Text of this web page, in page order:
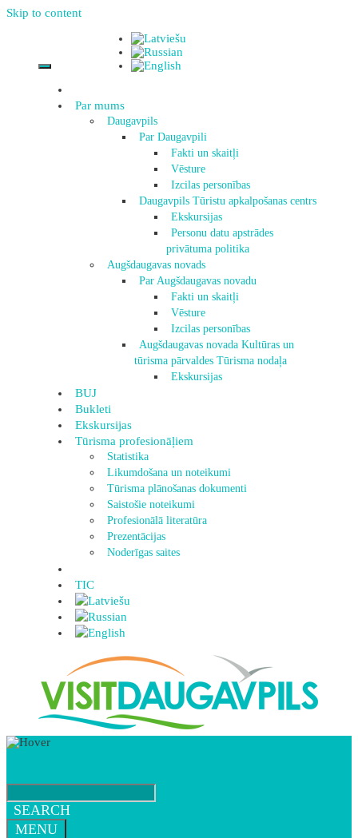
Skip to content
Par mums
Daugavpils
Par Daugavpili
Fakti un skaitļi
Vēsture
Izcilas personības
Daugavpils Tūristu apkalpošanas centrs
Ekskursijas
Personu datu apstrādes
privātuma politika
Augšdaugavas novads
Par Augšdaugavas novadu
Fakti un skaitļi
Vēsture
Izcilas personības
Augšdaugavas novada Kultūras un
tūrisma pārvaldes Tūrisma nodaļa
Ekskursijas
BUJ
Bukleti
Ekskursijas
Tūrisma profesionāļiem
Statistika
Likumdošana un noteikumi
Tūrisma plānošanas dokumenti
Saistošie noteikumi
Profesionālā literatūra
Prezentācijas
Noderīgas saites
TIC
SEARCH
MENU